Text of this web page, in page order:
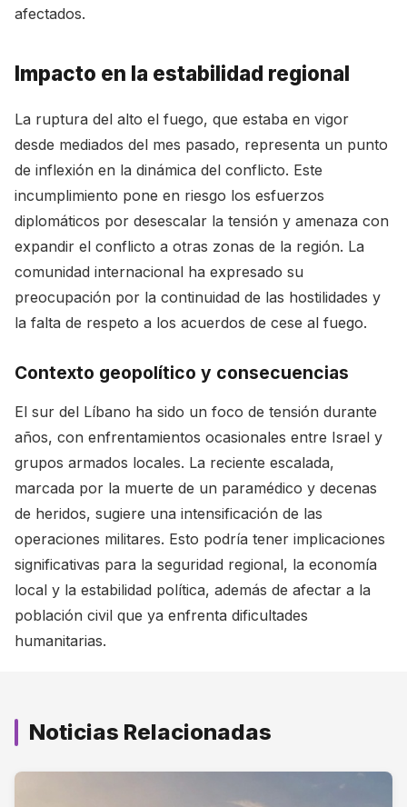
afectados.
Impacto en la estabilidad regional
La ruptura del alto el fuego, que estaba en vigor
desde mediados del mes pasado, representa un punto
de inflexión en la dinámica del conflicto. Este
incumplimiento pone en riesgo los esfuerzos
diplomáticos por desescalar la tensión y amenaza con
expandir el conflicto a otras zonas de la región. La
comunidad internacional ha expresado su
preocupación por la continuidad de las hostilidades y
la falta de respeto a los acuerdos de cese al fuego.
Contexto geopolítico y consecuencias
El sur del Líbano ha sido un foco de tensión durante
años, con enfrentamientos ocasionales entre Israel y
grupos armados locales. La reciente escalada,
marcada por la muerte de un paramédico y decenas
de heridos, sugiere una intensificación de las
operaciones militares. Esto podría tener implicaciones
significativas para la seguridad regional, la economía
local y la estabilidad política, además de afectar a la
población civil que ya enfrenta dificultades
humanitarias.
Noticias Relacionadas